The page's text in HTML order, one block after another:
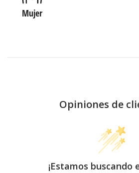
Mujer
Opiniones de
¡Estamos buscando